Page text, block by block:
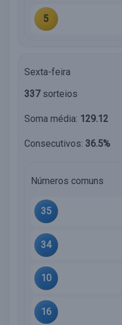
5
Sexta-feira
337sorteios
Soma média: 129.12
Consecutivos: 36.5%
Números comuns
35
34
10
16